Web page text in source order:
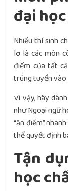
đại
Nhiều thí sinh
lơ là các môn
điểm của tất
trúng tuyểnvào
Vì vậy, hãy
như Ngoại ngữ
“ăn điểm”
thể quyết định
Tận
học